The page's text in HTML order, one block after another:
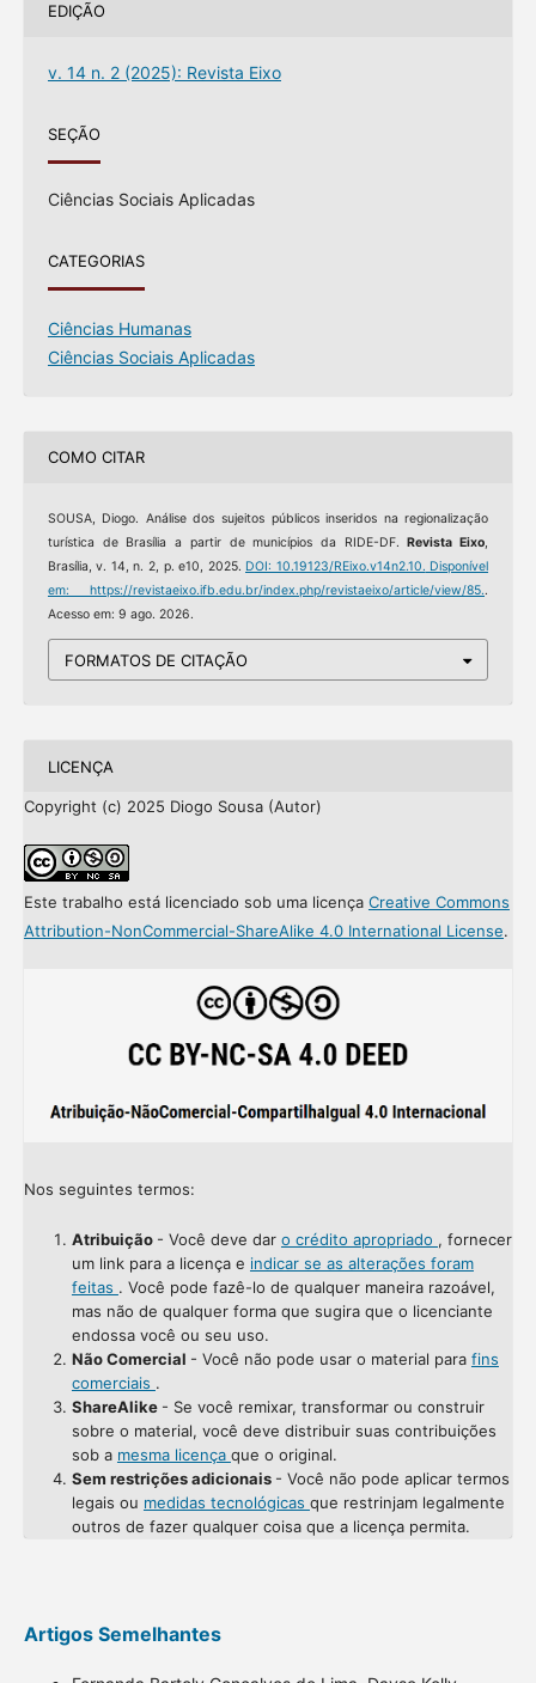
EDIÇÃO
v. 14 n. 2 (2025): Revista Eixo
SEÇÃO
Ciências Sociais Aplicadas
CATEGORIAS
Ciências Humanas
Ciências Sociais Aplicadas
COMO CITAR
SOUSA, Diogo. Análise dos sujeitos públicos inseridos na regionalização
turística de Brasília a partir de municípios da RIDE-DF.Revista Eixo,
Brasília, v. 14, n. 2, p. e10, 2025. DOI: 10.19123/REixo.v14n2.10. Disponível
em: https://revistaeixo.ifb.edu.br/index.php/revistaeixo/article/view/85..
Acesso em: 9 ago. 2026.
FORMATOS DE CITAÇÃO
LICENÇA
Copyright (c) 2025 Diogo Sousa (Autor)
Este trabalho está licenciado sob uma licença Creative Commons
Attribution-NonCommercial-ShareAlike 4.0 International License.
Nos seguintes termos:
Atribuição - Você deve dar o crédito apropriado , fornecer
um link para a licença e indicar se as alterações foram
feitas . Você pode fazê-lo de qualquer maneira razoável,
mas não de qualquer forma que sugira que o licenciante
endossa você ou seu uso.
Não Comercial - Você não pode usar o material para fins
comerciais .
ShareAlike - Se você remixar, transformar ou construir
sobre o material, você deve distribuir suas contribuições
sob a mesma licença que o original.
Sem restrições adicionais - Você não pode aplicar termos
legais ou medidas tecnológicas que restrinjam legalmente
outros de fazer qualquer coisa que a licença permita.
Artigos Semelhantes